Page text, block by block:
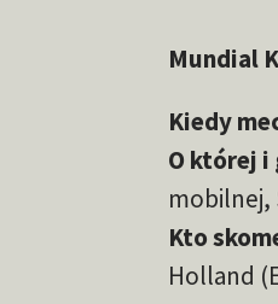
Mundial
Kiedy
O której i
mobilnej,
Kto
Holland